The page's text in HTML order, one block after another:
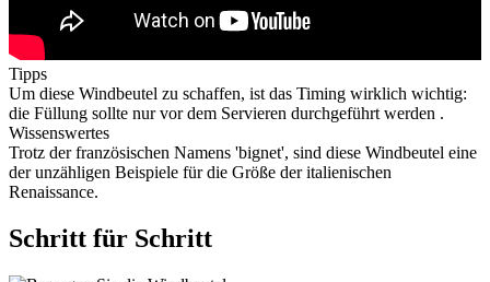
Tipps
Um diese Windbeutel zu schaffen, ist das Timing wirklich wichtig:
die Füllung sollte nur vor dem Servieren durchgeführt werden .
Wissenswertes
Trotz der französischen Namens 'bignet', sind diese Windbeutel eine
der unzähligen Beispiele für die Größe der italienischen
Renaissance.
Schritt für Schritt